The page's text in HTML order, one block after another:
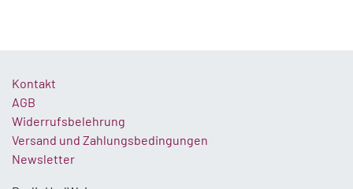
Kontakt
AGB
Widerrufsbelehrung
Versand und Zahlungsbedingungen
Newsletter